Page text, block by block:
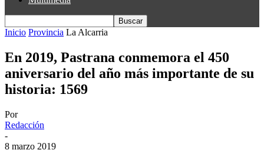
Inicio Provincia La Alcarria
En 2019, Pastrana conmemora el 450
aniversario del año más importante de su
historia: 1569
Por
Redacción
-
8 marzo 2019